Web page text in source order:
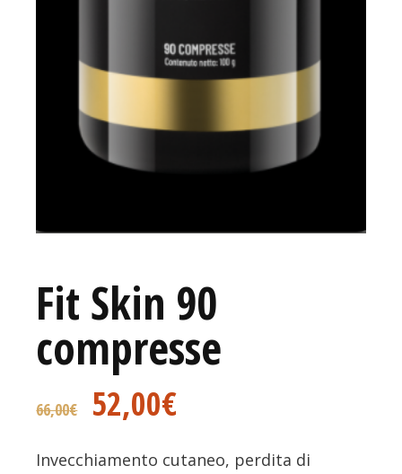
Fit Skin 90
compresse
66,00€ 52,00€
Invecchiamento cutaneo, perdita di